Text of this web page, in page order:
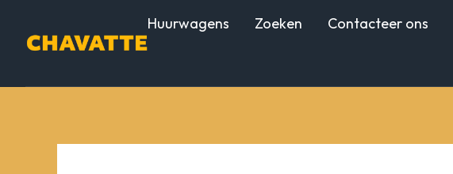
Huurwagens Zoeken Contacteer ons